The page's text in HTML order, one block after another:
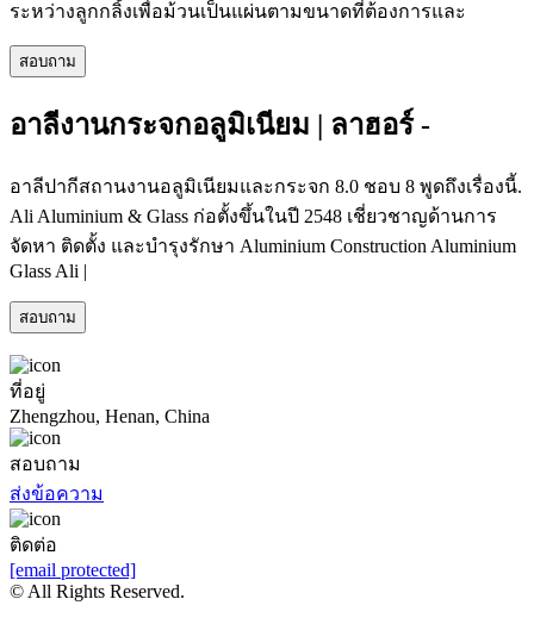
ระหว่างลูกกลิ้งเพื่อม้วนเป็นแผ่นตามขนาดที่ต้องการและ
สอบถาม
อาลีงานกระจกอลูมิเนียม | ลาฮอร์ -
อาลีปากีสถานงานอลูมิเนียมและกระจก 8.0 ชอบ 8 พูดถึงเรื่องนี้.
Ali Aluminium & Glass ก่อตั้งขึ้นในปี 2548 เชี่ยวชาญด้านการ
จัดหา ติดตั้ง และบำรุงรักษา Aluminium Construction Aluminium
Glass Ali |
สอบถาม
ที่อยู่
Zhengzhou, Henan, China
สอบถาม
ส่งข้อความ
ติดต่อ
[email protected]
© All Rights Reserved.